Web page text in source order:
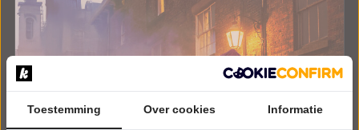
Toestemming Over cookies Informatie